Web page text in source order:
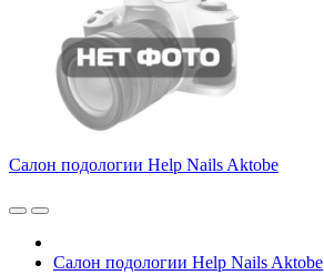
Салон подологии Нelp Nails Aktobe
Салон подологии Нelp Nails Aktobe